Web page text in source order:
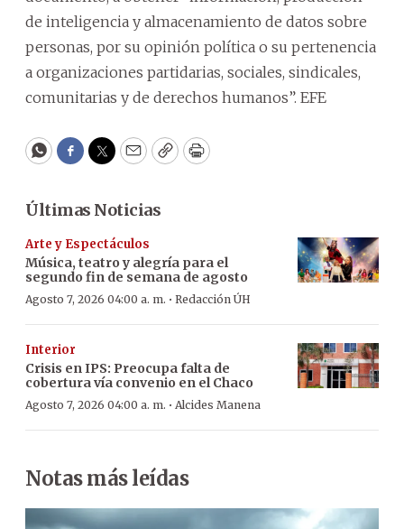
de inteligencia y almacenamiento de datos sobre
personas, por su opinión política o su pertenencia
a organizaciones partidarias, sociales, sindicales,
comunitarias y de derechos humanos”. EFE
WhatsApp
Facebook
Twitter
EmailCopyPrint
Últimas Noticias
Arte y Espectáculos
Música, teatro y alegría para el
segundo fin de semana de agosto
Agosto 7, 2026 04:00 a. m. · Redacción ÚH
Interior
Crisis en IPS: Preocupa falta de
cobertura vía convenio en el Chaco
Agosto 7, 2026 04:00 a. m. · Alcides Manena
Notas más leídas